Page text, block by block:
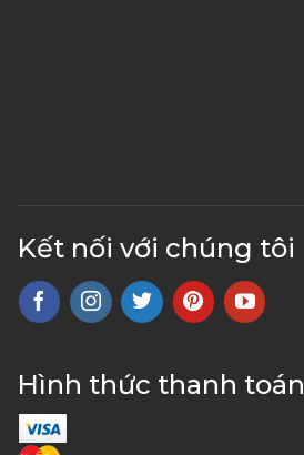
Kết nối với chúng tôi
Hình thức thanh toán